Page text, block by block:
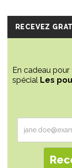
RECEVEZ
En cadeau
spécial Les